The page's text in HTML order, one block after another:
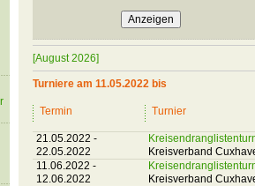
[August 2026]
Turniere am 11.05.2022 bis
Termin Turnier
21.05.2022 -
22.05.2022
Kreisverband
11.06.2022 -
12.06.2022
Kreisverband